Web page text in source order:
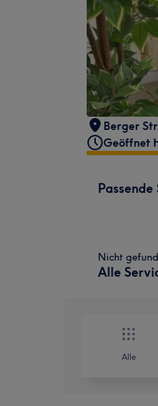
Berger
Geöffnet
Passende
Nicht
Alle
Alle